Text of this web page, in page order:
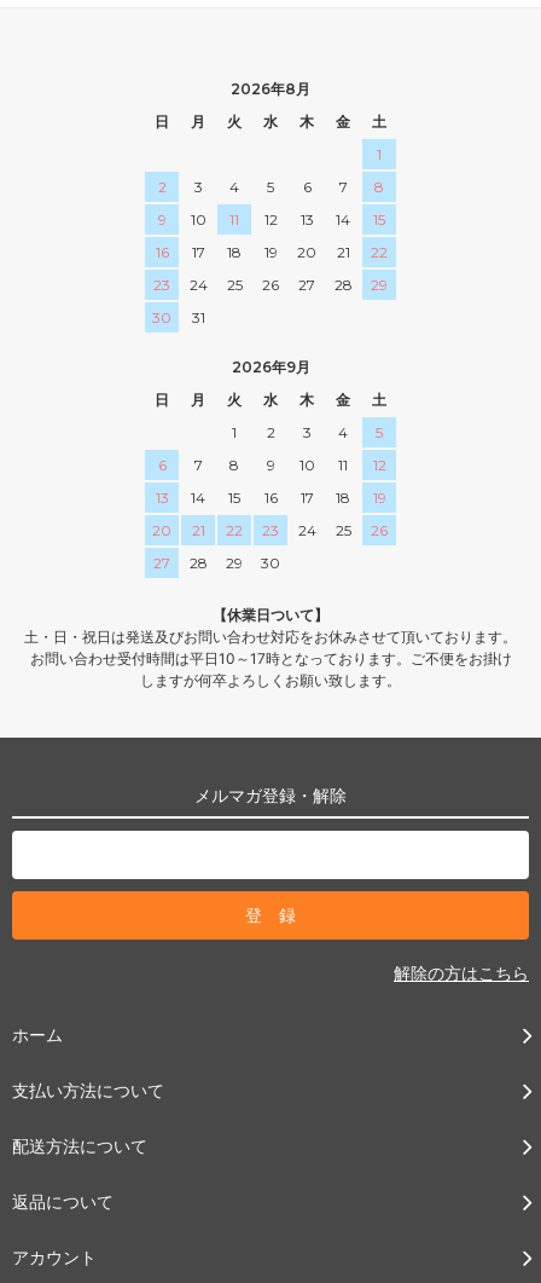
2026年8月
日
月 火 水 木 金
土
1
2
3 4 5 6 7
8
9
10 11 12 13 14
15
16
17 18 19 20 21
22
23
24 25 26 27 28
29
30
31
2026年9月
日
月 火 水 木 金
土
1
2 3 4
5
6
7 8 9 10 11
12
13
14 15 16 17 18
19
20
21 22 23 24 25
26
27
28 29 30
【休業日ついて】
土・日・祝日は発送及びお問い合わせ対応をお休みさせて頂いております。
お問い合わせ受付時間は平日10～17時となっております。ご不便をお掛け
しますが何卒よろしくお願い致します。
メルマガ登録・解除
解除の方はこちら
ホーム
支払い方法について
配送方法について
返品について
アカウント